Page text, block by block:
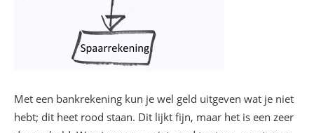
Met een bankrekening kun je wel geld uitgeven wat je niet
hebt; dit heet rood staan. Dit lijkt fijn, maar het is een zeer